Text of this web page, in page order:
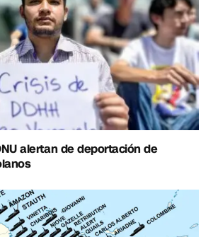
alertan de deportación de